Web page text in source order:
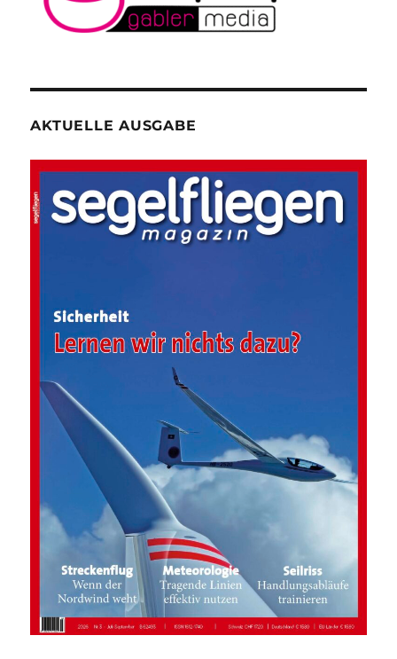
AKTUELLE AUSGABE